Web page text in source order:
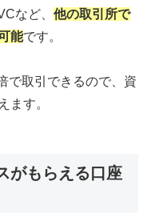
など、 他の取引所で
能です。
で取引できるので、資
ます。
がもらえる口座